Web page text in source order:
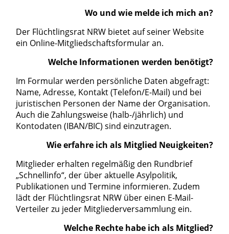
Wo und wie melde ich mich an?
Der Flüchtlingsrat NRW bietet auf seiner Website
ein Online-Mitgliedschaftsformular an.
Welche Informationen werden benötigt?
Im Formular werden persönliche Daten abgefragt:
Name, Adresse, Kontakt (Telefon/E-Mail) und bei
juristischen Personen der Name der Organisation.
Auch die Zahlungsweise (halb-/jährlich) und
Kontodaten (IBAN/BIC) sind einzutragen.
Wie erfahre ich als Mitglied Neuigkeiten?
Mitglieder erhalten regelmäßig den Rundbrief
„Schnellinfo“, der über aktuelle Asylpolitik,
Publikationen und Termine informieren. Zudem
lädt der Flüchtlingsrat NRW über einen E-Mail-
Verteiler zu jeder Mitgliederversammlung ein.
Welche Rechte habe ich als Mitglied?